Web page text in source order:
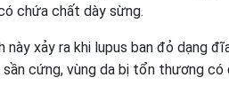
chứa chất dày sừng.
này xảy ra khi lupus ban đỏ dạng
cứng, vùng da bị tổn thương